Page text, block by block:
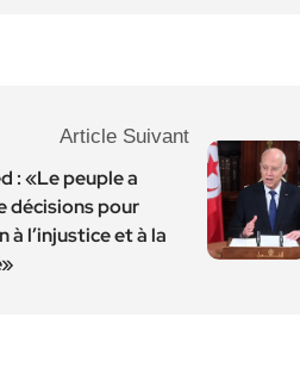
Article Suivant
: «Le peuple a
décisions pour
à l’injustice et à la